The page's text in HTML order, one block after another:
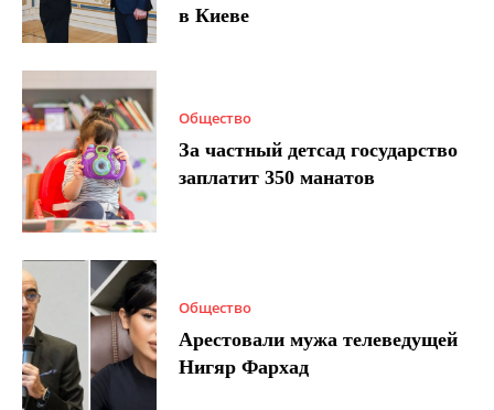
в Киеве
Общество
За частный детсад государство
заплатит 350 манатов
Общество
Арестовали мужа телеведущей
Нигяр Фархад